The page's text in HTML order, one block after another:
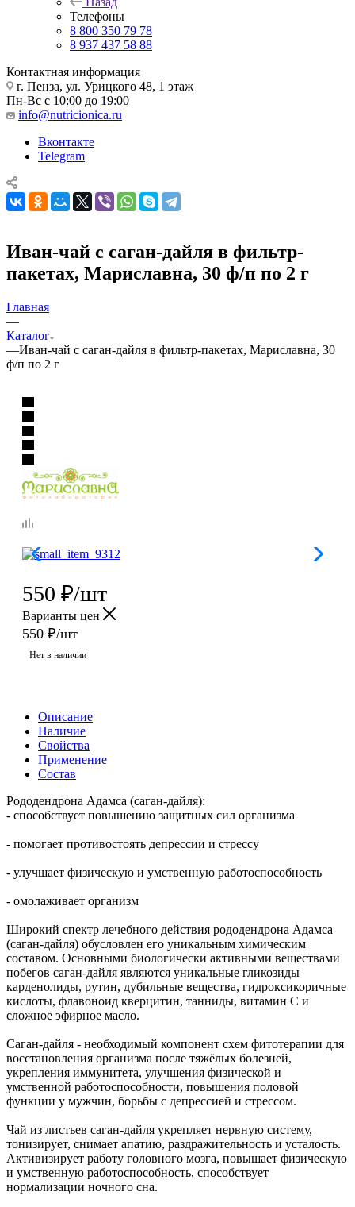
Телефоны
8 800 350 79 78
8 937 437 58 88
Контактная информация
г. Пенза, ул. Урицкого 48, 1 этаж
Пн-Вс с 10:00 до 19:00
info@nutricionica.ru
Вконтакте
Telegram
Иван-чай с саган-дайля в фильтр-
пакетах, Мариславна, 30 ф/п по 2 г
Главная
—
Каталог
—Иван-чай с саган-дайля в фильтр-пакетах, Мариславна, 30
ф/п по 2 г
550 ₽/шт
Варианты цен
550 ₽/шт
Нет в наличии
Описание
Наличие
Свойства
Применение
Состав
Рододендрона Адамса (саган-дайля):
- способствует повышению защитных сил организма
- помогает противостоять депрессии и стрессу
- улучшает физическую и умственную работоспособность
- омолаживает организм
Широкий спектр лечебного действия рододендрона Адамса
(саган-дайля) обусловлен его уникальным химическим
составом. Основными биологически активными веществами
побегов саган-дайля являются уникальные гликозиды
карденолиды, рутин, дубильные вещества, гидроксикоричные
кислоты, флавоноид кверцитин, танниды, витамин С и
сложное эфирное масло.
Саган-дайля - необходимый компонент схем фитотерапии для
восстановления организма после тяжёлых болезней,
укрепления иммунитета, улучшения физической и
умственной работоспособности, повышения половой
функции у мужчин, борьбы с депрессией и стрессом.
Чай из листьев саган-дайля укрепляет нервную систему,
тонизирует, снимает апатию, раздражительность и усталость.
Активизирует работу головного мозга, повышает физическую
и умственную работоспособность, способствует
нормализации ночного сна.